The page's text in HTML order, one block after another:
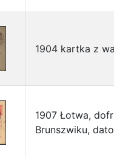
1904 kartka z
1907 Łotwa,
Brunszwiku,